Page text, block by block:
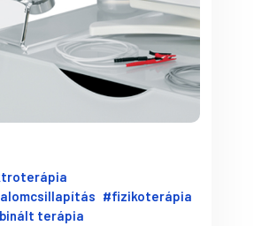
#fizikoterápia
terápia